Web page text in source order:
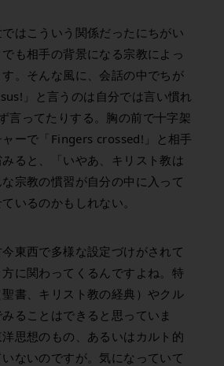
はこういう関係だったにちがい
も相手の背景になる宗教によっ
。そんな風に、会話の中でちが
」と言うのは自分では言い慣れ
言ってたりする。胸の前で十字架
ーで「Fingers crossed!」と相手
ると、「いやあ、キリスト教は
宗教の慣習が自分の中に入って
いるのかもしれない。
東西で多様な設定づけがされて
に関わってくるんですよね。特
書、キリスト教の経典）やクル
ることはできると思っていま
思想のもの、あるいはカルト的
ないのですが。気になっていて